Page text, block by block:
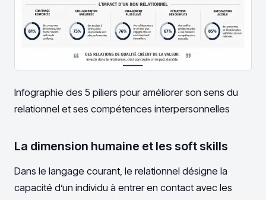
Infographie des 5 piliers pour améliorer son sens du
relationnel et ses compétences interpersonnelles
La dimension humaine et les soft skills
Dans le langage courant, le relationnel désigne la
capacité d’un individu à entrer en contact avec les